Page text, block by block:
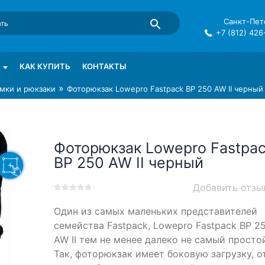
в СПб
Санкт-
+7 (812)
КАК КУПИТЬ КОНТАКТЫ
и рюкзаки » Фоторюкзак Lowepro Fastpack BP 250 AW II черный
Фоторюкзак Lowepro
BP 250 AW II черный
out
on
customer
Добавить
Один из самых маленьких представителей
семейства Fastpack, Lowepro Fastpack BP
AW II тем не менее далеко не самый
Так, фоторюкзак имеет боковую загрузку,